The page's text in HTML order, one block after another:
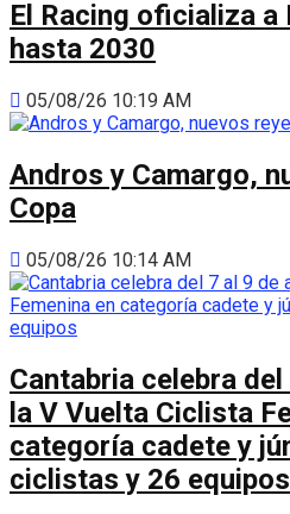
El Racing oficializa a
hasta 2030
05/08/26 10:19 AM
Andros y Camargo,
Copa
05/08/26 10:14 AM
Cantabria celebra
la V Vuelta Ciclista
categoría cadete y
ciclistas y 26 equipos